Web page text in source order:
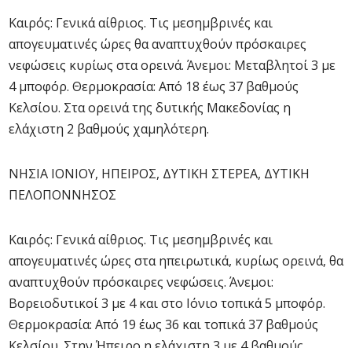
Καιρός: Γενικά αίθριος. Τις μεσημβρινές και
απογευματινές ώρες θα αναπτυχθούν πρόσκαιρες
νεφώσεις κυρίως στα ορεινά. Άνεμοι: Μεταβλητοί 3 με
4 μποφόρ. Θερμοκρασία: Από 18 έως 37 βαθμούς
Κελσίου. Στα ορεινά της δυτικής Μακεδονίας η
ελάχιστη 2 βαθμούς χαμηλότερη.
ΝΗΣΙΑ ΙΟΝΙΟΥ, ΗΠΕΙΡΟΣ, ΔΥΤΙΚΗ ΣΤΕΡΕΑ, ΔΥΤΙΚΗ
ΠΕΛΟΠΟΝΝΗΣΟΣ
Καιρός: Γενικά αίθριος. Τις μεσημβρινές και
απογευματινές ώρες στα ηπειρωτικά, κυρίως ορεινά, θα
αναπτυχθούν πρόσκαιρες νεφώσεις. Άνεμοι:
Βορειοδυτικοί 3 με 4 και στο Ιόνιο τοπικά 5 μποφόρ.
Θερμοκρασία: Από 19 έως 36 και τοπικά 37 βαθμούς